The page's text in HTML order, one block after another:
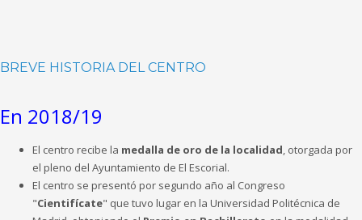
BREVE HISTORIA DEL CENTRO
En 2018/19
El centro recibe la medalla de oro de la localidad , otorgada por
el pleno del Ayuntamiento de El Escorial.
El centro se presentó por segundo año al Congreso
"Cientifícate" que tuvo lugar en la Universidad Politécnica de